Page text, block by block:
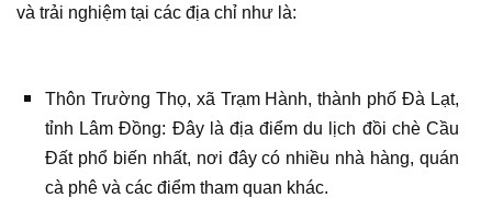
và trải nghiệm tại các địa chỉ như là:
Thôn Trường Thọ, xã Trạm Hành, thành phố Đà Lạt,
tỉnh Lâm Đồng: Đây là địa điểm du lịch đồi chè Cầu
Đất phổ biến nhất, nơi đây có nhiều nhà hàng, quán
cà phê và các điểm tham quan khác.